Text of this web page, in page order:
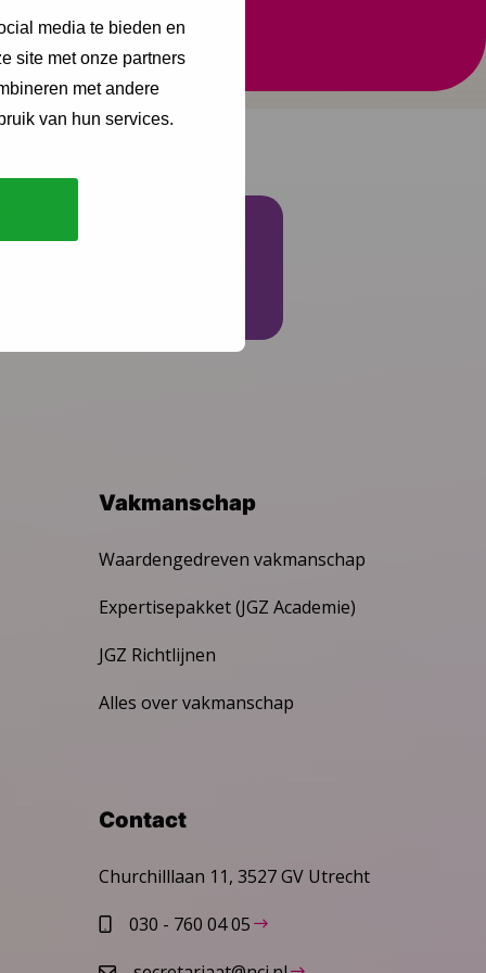
media te bieden en
site met onze partners
met andere
van hun services.
stress en leidt tot
Vakmanschap
Waardengedreven vakmanschap
Expertisepakket (JGZ Academie)
JGZ Richtlijnen
Alles over vakmanschap
Contact
Churchilllaan 11, 3527 GV Utrecht
030 - 760 04 05